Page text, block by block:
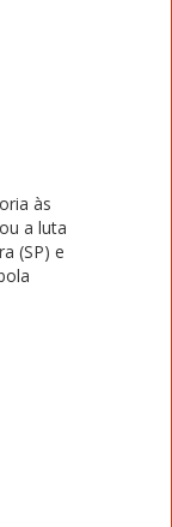
às
a luta
(SP) e